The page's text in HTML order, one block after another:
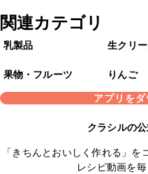
関連カテゴリ
乳製品 生クリ
果物・フルーツ
りんご
アプリを
クラシルの
「きちんとおいしく作れる」
レシピ動画を毎